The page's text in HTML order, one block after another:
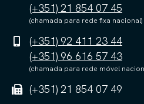
(+351) 21 854 07 45
(chamada para rede fixa nacional)
(+351) 92 411 23 44
(+351) 96 616 57 43
(chamada para rede móvel
(+351) 21 854 07 49